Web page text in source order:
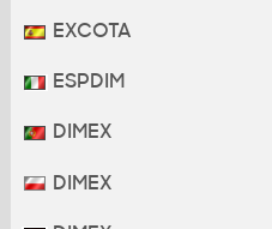
EXCOTA
ESPDIM
DIMEX
DIMEX